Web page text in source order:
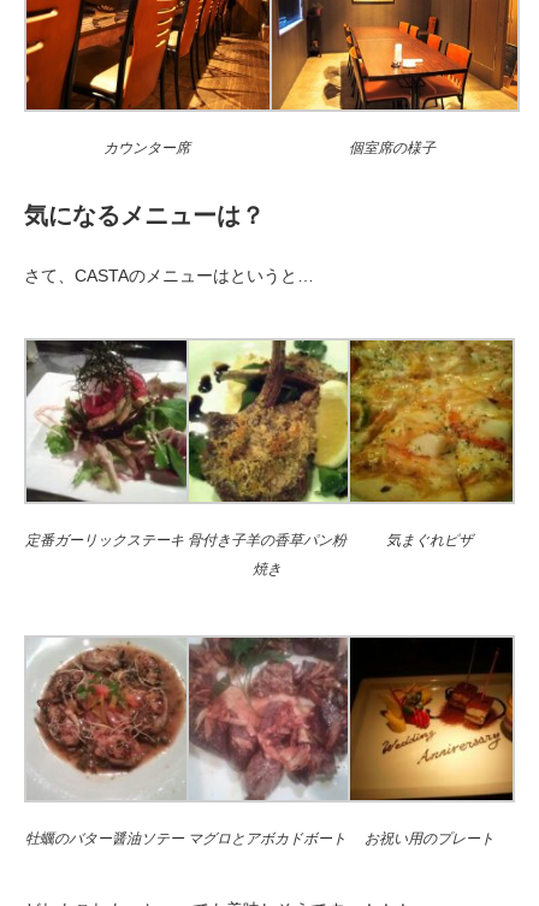
カウンター席 個室席の様子
気になるメニューは？
さて、CASTAのメニューはというと…
定番ガーリックステーキ 骨付き子羊の香草パン粉
焼き
気まぐれピザ
牡蠣のバター醤油ソテー マグロとアボカドボート お祝い用のプレート